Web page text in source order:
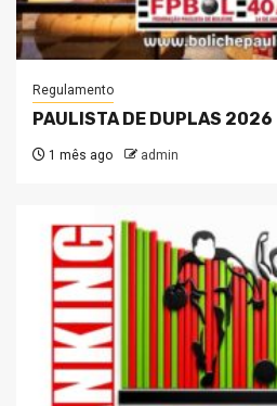
Regulamento
PAULISTA DE DUPLAS 2026
1 mês ago admin